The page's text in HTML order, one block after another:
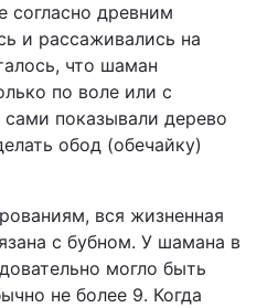
согласно древним
и рассаживались на
что шаман
по воле или с
показывали дерево
обод (обечайку)
вся жизненная
с бубном. У шамана в
могло быть
не более 9. Когда